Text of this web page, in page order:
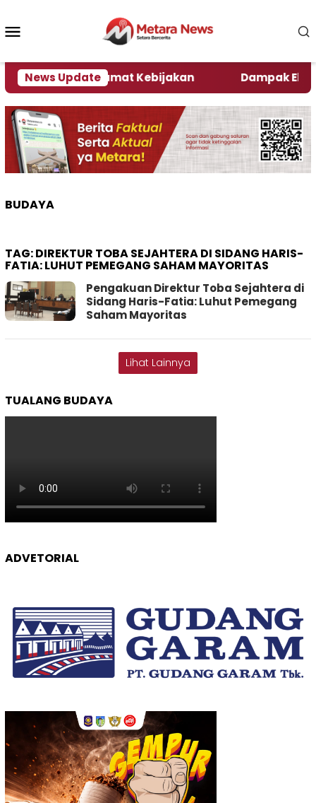
konten
News Update
Kata Pengamat Kebijakan Dampak El Nino,
BUDAYA
TAG:DIREKTUR TOBA SEJAHTERA DI SIDANG HARIS-
FATIA: LUHUT PEMEGANG SAHAM MAYORITAS
Pengakuan Direktur Toba Sejahtera di
Sidang Haris-Fatia: Luhut Pemegang
Saham Mayoritas
Lihat Lainnya
TUALANG BUDAYA
ADVETORIAL